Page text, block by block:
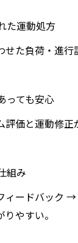
た運動処方
た負荷・進行
っても安心
価と運動修正
組み
ードバック →
やすい。